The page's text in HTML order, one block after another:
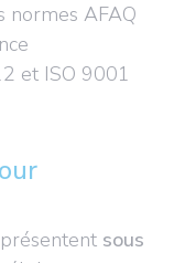
normes AFAQ
et ISO 9001
sous